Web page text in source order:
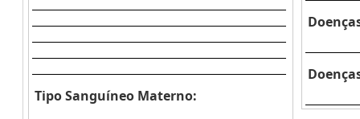
Tipo Sanguíneo Materno: